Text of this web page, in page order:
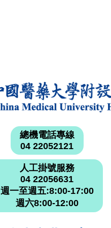
總機電話專線
04 22052121
人工掛號服務
04 22056631
週一至週五:8:00-17:00
週六8:00-12:00